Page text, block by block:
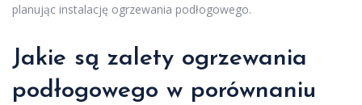
planując instalację ogrzewania podłogowego.
Jakie są zalety ogrzewania
podłogowego w porównaniu